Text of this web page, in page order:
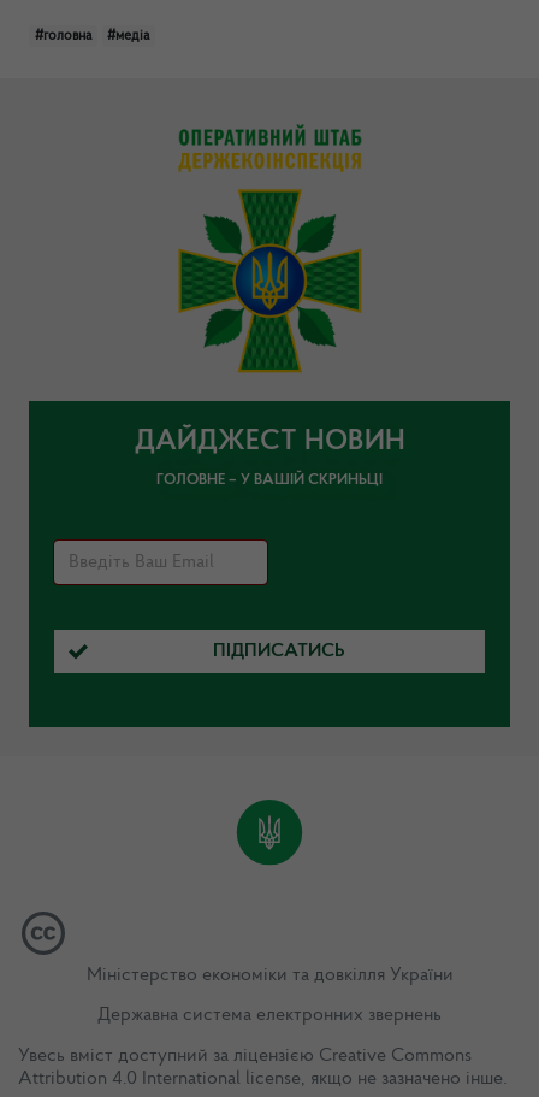
#головна #медіа
ДАЙДЖЕСТ НОВИН
ГОЛОВНЕ – У ВАШІЙ СКРИНЬЦІ
ПІДПИСАТИСЬ
Міністерство економіки та довкілля України
Державна система електронних звернень
Увесь вміст доступний за ліцензією Creative Commons
Attribution 4.0 International license, якщо не зазначено інше.